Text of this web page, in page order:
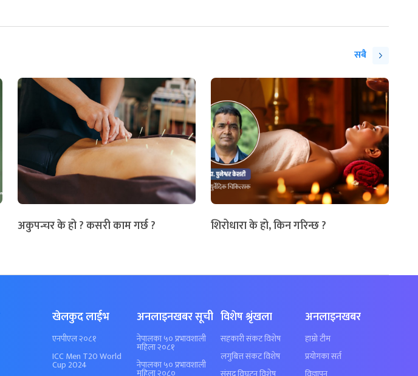
सबै
अकुपन्चर के हो ? कसरी काम गर्छ ? शिरोधारा के हो, किन गरिन्छ ?
खेलकुद लाईभ
एनपीएल २०८१
ICC Men T20 World
Cup 2024
अनलाइनखबर सूची
नेपालका ५० प्रभावशाली
महिला २०८१
नेपालका ५० प्रभावशाली
विशेष श्रृंखला
सहकारी संकट विशेष
लगुबित्त संकट विशेष
अनलाइनखबर
हाम्रो टीम
प्रयोगका सर्त